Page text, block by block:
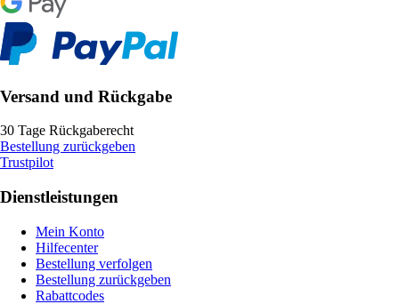
Versand und Rückgabe
30 Tage Rückgaberecht
Bestellung zurückgeben
Trustpilot
Dienstleistungen
Mein Konto
Hilfecenter
Bestellung verfolgen
Bestellung zurückgeben
Rabattcodes